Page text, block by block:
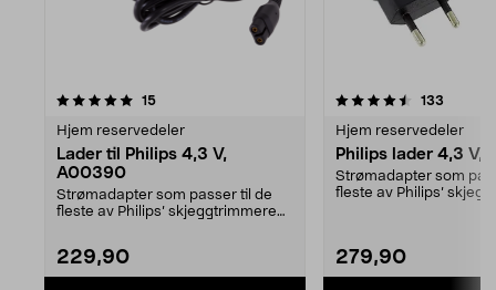
15anmeldelser
Hjem reservedeler
Lader til Philips 4,3 V,
A00390
Strømadapter som passer til de
fleste av Philips’ skjeggtrimmere
229,90
4.5av 5 stjerner 133
Hjem reservedeler
Philips lader 4,3 V,
Strømadapter som
fleste av Philips’
279,90